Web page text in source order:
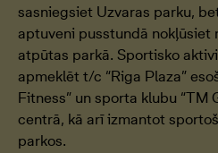
sasniegsiet Uzvaras parku,
aptuveni pusstundā nokļūsiet
atpūtas parkā. Sportisko
apmeklēt t/c “Riga Plaza”
Fitness” un sporta klubu “TM
centrā, kā arī izmantot
parkos.